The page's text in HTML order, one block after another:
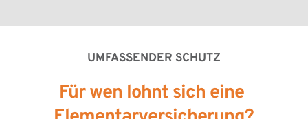
UMFASSENDER SCHUTZ
Für wen lohnt sich eine